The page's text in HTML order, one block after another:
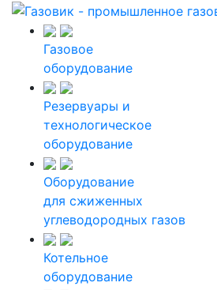
Газовое
оборудование
Резервуары и
технологическое
оборудование
Оборудование
для сжиженных
углеводородных газов
Котельное
оборудование